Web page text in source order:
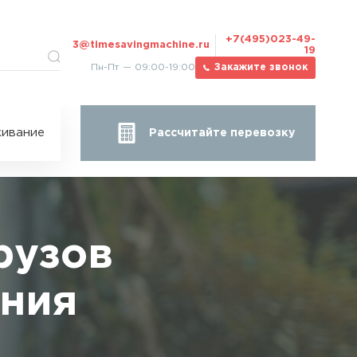
3@timesavingmachine.ru
+7(495)023-49-
19
Пн-Пт — 09:00-19:00
Закажите звонок
Рассчитайте перевозку